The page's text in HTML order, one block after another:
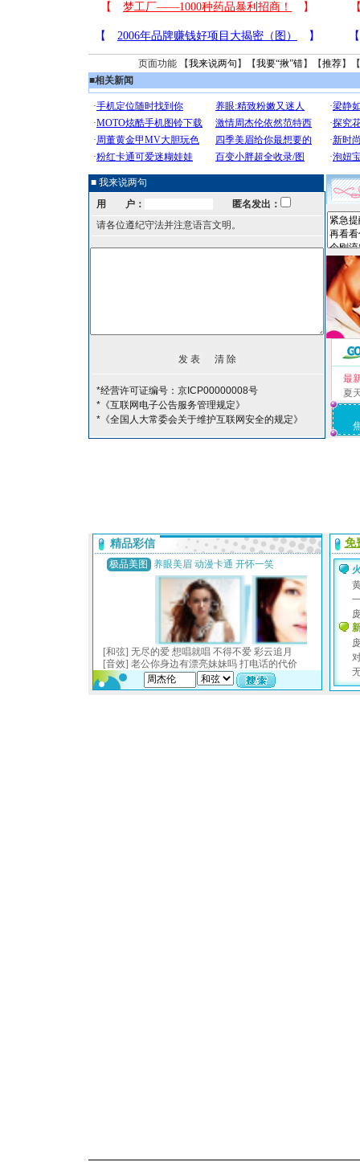
页面功能 【我来说两句 】【我要“揪”错】【推荐】
■相关新闻
■ 我来说两句
用 户：
匿名发出：
请各位遵纪守法并注意语言文明。
*经营许可证编号：京ICP00000008号
*《互联网电子公告服务管理规定》
*《全国人大常委会关于维护互联网安全的规定》
最
夏